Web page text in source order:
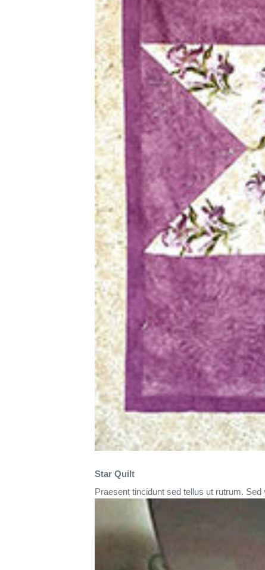
Star Quilt
Praesent tincidunt sed tellus ut rutrum.